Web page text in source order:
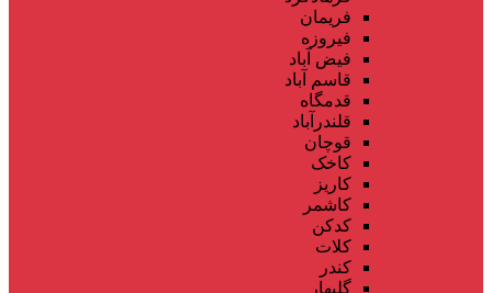
فریمان
فیروزه
فیض آباد
قاسم آباد
قدمگاه
قلندرآباد
قوچان
کاخک
کاریز
کاشمر
کدکن
کلات
کندر
گلبهار